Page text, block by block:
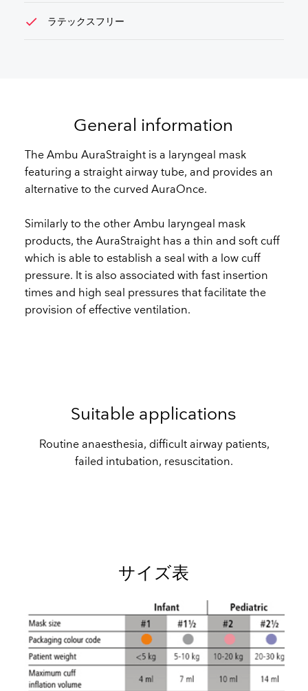
check ラテックスフリー
General information
The Ambu AuraStraight is a laryngeal mask
featuring a straight airway tube, and provides an
alternative to the curved AuraOnce.
Similarly to the other Ambu laryngeal mask
products, the AuraStraight has a thin and soft cuff
which is able to establish a seal with a low cuff
pressure. It is also associated with fast insertion
times and high seal pressures that facilitate the
provision of effective ventilation.
Suitable applications
Routine anaesthesia, difficult airway patients,
failed intubation, resuscitation.
サイズ表